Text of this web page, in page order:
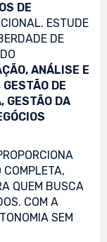
DE
ESTUDE
DE
ANÁLISE E
DE
GESTÃO DA
COMPLETA,
QUEM BUSCA
COM A
SEM